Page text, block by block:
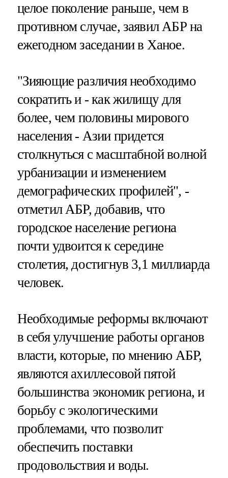
целое поколение раньше, чем в
противном случае, заявил АБР на
ежегодном заседании в Ханое.
"Зияющие различия необходимо
сократить и - как жилищу для
более, чем половины мирового
населения - Азии придется
столкнуться с масштабной волной
урбанизации и изменением
демографических профилей", -
отметил АБР, добавив, что
городское население региона
почти удвоится к середине
столетия, достигнув 3,1 миллиарда
человек.
Необходимые реформы включают
в себя улучшение работы органов
власти, которые, по мнению АБР,
являются ахиллесовой пятой
большинства экономик региона, и
борьбу с экологическими
проблемами, что позволит
обеспечить поставки
продовольствия и воды.